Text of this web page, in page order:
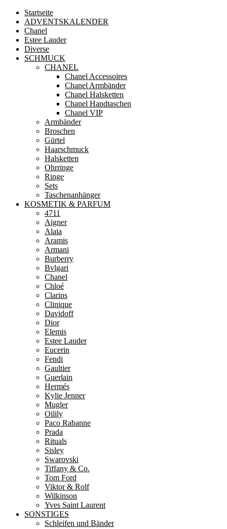
Startseite
ADVENTSKALENDER
Chanel
Estee Lauder
Diverse
SCHMUCK
CHANEL
Chanel Accessoires
Chanel Armbänder
Chanel Halsketten
Chanel Handtaschen
Chanel VIP
Armbänder
Broschen
Gürtel
Haarschmuck
Halsketten
Ohrringe
Ringe
Sets
Taschenanhänger
KOSMETIK & PARFUM
4711
Aigner
Alaia
Aramis
Armani
Burberry
Bvlgari
Chanel
Chloé
Clarins
Clinique
Davidoff
Dior
Elemis
Estee Lauder
Eucerin
Fendi
Gaultier
Guerlain
Hermés
Kylie Jenner
Mugler
Oilily
Paco Rabanne
Prada
Rituals
Sisley
Swarovski
Tiffany & Co.
Tom Ford
Viktor & Rolf
Wilkinson
Yves Saint Laurent
SONSTIGES
Schleifen und Bänder